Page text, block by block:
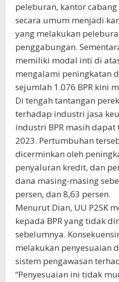
peleburan, kantor
secara umum menjadi
yang melakukan
penggabungan.
memiliki modal inti di
mengalami peningkatan
sejumlah 1.076 BPR kini
Di tengah tantangan
terhadap industri jasa
industri BPR masih
2023. Pertumbuhan
dicerminkan oleh
penyaluran kredit, dan
dana masing-masing
persen, dan 8,63 persen.
Menurut Dian, UU P2SK
kepada BPR yang tidak
sebelumnya.
melakukan penyesuaian
sistem pengawasan
“Penyesuaian ini tidak